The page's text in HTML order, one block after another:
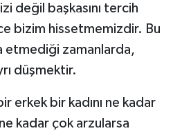
değil başkasını tercih
bizim hissetmemizdir. Bu
etmediği zamanlarda,
düşmektir.
erkek bir kadını ne kadar
kadar çok arzularsa